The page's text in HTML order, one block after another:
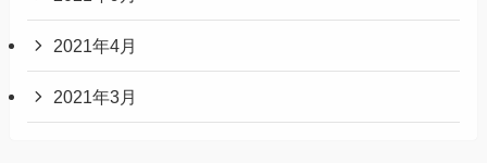
2021年4月
2021年3月